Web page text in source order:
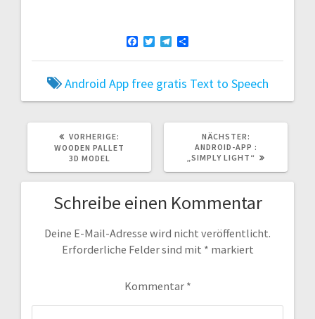
c
b
o
k
T
i
t
e
T
l
g
r
m
i
e
n
Android App free gratis Text to Speech
VORHERIGE:
BEITRAG:
WOODEN PALLET
3D MODEL
NÄCHSTER:
BEITRAG:
ANDROID-APP :
„SIMPLY LIGHT“
Schreibe einen Kommentar
Deine E-Mail-Adresse wird nicht veröffentlicht.
Erforderliche Felder sind mit * markiert
Kommentar *